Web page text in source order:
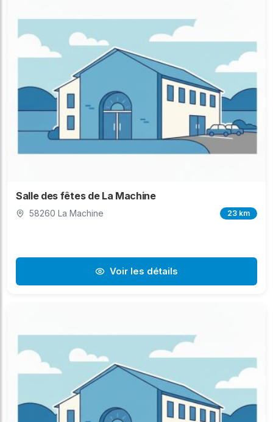
Salle des fêtes de La Machine
58260 La Machine 23 km
Voir les détails